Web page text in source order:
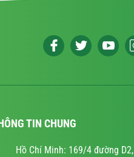
TIN CHUNG
Hồ Chí Minh: 169/4 đường D2,